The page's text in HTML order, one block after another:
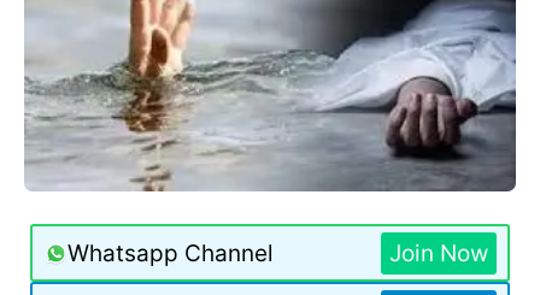
Whatsapp Channel Join Now